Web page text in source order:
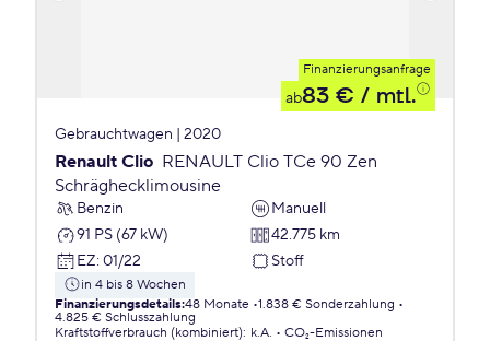
Finanzierungsanfrage
ab83 € / mtl.
Gebrauchtwagen | 2020
Renault Clio RENAULT Clio TCe 90 Zen
Schräghecklimousine
Benzin
Manuell
91 PS (67 kW)
42.775 km
EZ: 01/22 Stoff
in 4 bis 8 Wochen
Finanzierungsdetails:48 Monate 1.838 € Sonderzahlung
4.825 € Schlusszahlung
Kraftstoffverbrauch (kombiniert): k.A.
CO₂-Emissionen